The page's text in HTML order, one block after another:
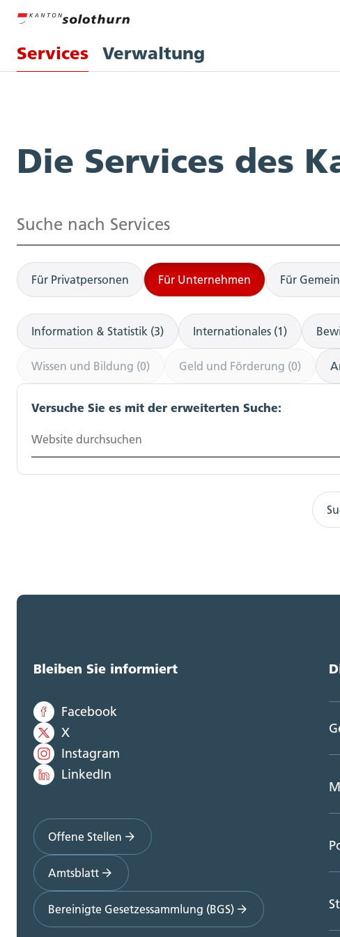
Services Verwaltung
Die Services des
Suchen
Für Privatpersonen Für Unternehmen Für
Information & Statistik (3) Internationales (1)
Wissen und Bildung (0) Geld und Förderung (0)
Versuche Sie es mit der erweiterten Suche:
Website durchsuchen
Bleiben Sie informiert
Facebook
X
Instagram
LinkedIn
Offene Stellen
Amtsblatt
Bereinigte Gesetzessammlung (BGS)